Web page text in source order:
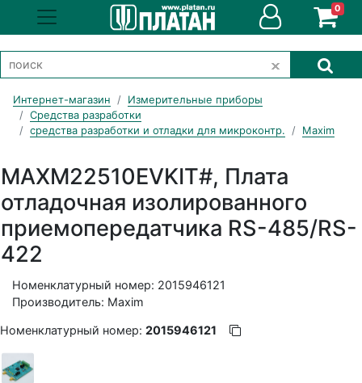
0
Интернет-магазин
Измерительные приборы
Средства разработки
средства разработки и отладки для микроконтр.
Maxim
MAXM22510EVKIT#, Плата
отладочная изолированного
приемопередатчика RS-485/RS-
422
Номенклатурный номер: 2015946121
Производитель: Maxim
Номенклатурный номер: 2015946121